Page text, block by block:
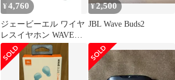
¥ 4,760
ジェービーエル ワイヤ
レスイヤホン WAVE
BUDS 2 WAVE BUDS 2
INPUT JBL
¥2,500
JBL Wave Buds2